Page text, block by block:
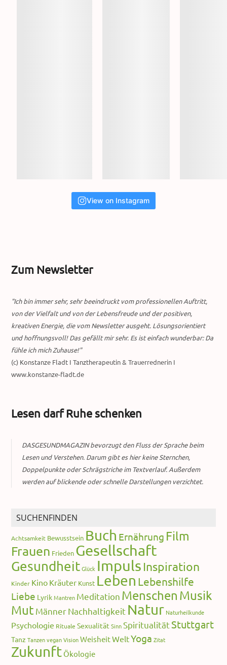
View on Instagram
Zum Newsletter
"Ich bin immer sehr, sehr beeindruckt vom professionellen Auftritt,
von der Vielfalt und von der Lebensfreude und der positiven,
kreativen Energie, die vom Newsletter ausgeht. Lösungsorientiert
und hoffnungsvoll! Das gefällt mir sehr. Es ist einfach wunderbar: Da
fühle ich mich Zuhause!"
(c) Konstanze Fladt I Tanztherapeutin & Trauerrednerin I
www.konstanze-fladt.de
Lesen darf Ruhe schenken
DASGESUNDMAGAZIN bevorzugt den Fluss der Sprache beim
Lesen und Verstehen. Darum gibt es hier keine Sternchen,
Doppelpunkte oder Schrägstriche im Textverlauf. Außerdem
werden auf blickende oder schnelle Darstellungen verzichtet.
SUCHENFINDEN
Achtsamkeit Bewusstsein Buch Ernährung Film
Frauen Frieden Gesellschaft
Gesundheit Glück Impuls Inspiration
Kinder Kino Kräuter Kunst Leben Lebenshilfe
Liebe Lyrik Mantren Meditation Menschen Musik
Mut MännerNachhaltigkeit Natur Naturheilkunde
Psychologie Rituale Sexualität Sinn SpiritualitätStuttgart
Tanz Tanzen vegan Vision WeisheitWeltYoga Zitat
Zukunft Ökologie